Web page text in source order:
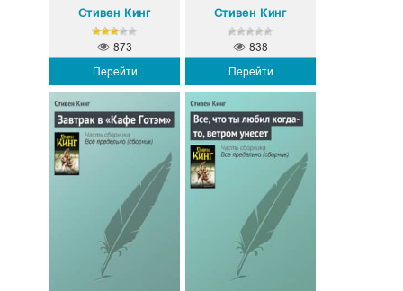
Стивен Кинг
Перейти
873
Стивен Кинг
Перейти
838